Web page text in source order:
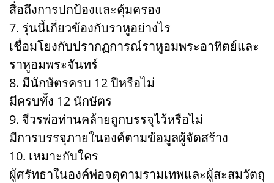
สื่อถึงการปกป้องและคุ้มครอง
7. รุ่นนี้เกี่ยวข้องกับราหูอย่างไร
เชื่อมโยงกับปรากฏการณ์ราหูอมพระอาทิตย์และ
ราหูอมพระจันทร์
8. มีนักษัตรครบ 12 ปีหรือไม่
มีครบทั้ง 12 นักษัตร
9. จีวรพ่อท่านคล้ายถูกบรรจุไว้หรือไม่
มีการบรรจุภายในองค์ตามข้อมูลผู้จัดสร้าง
10. เหมาะกับใคร
ผู้ศรัทธาในองค์พ่อจตุคามรามเทพและผู้สะสมวัตถุ